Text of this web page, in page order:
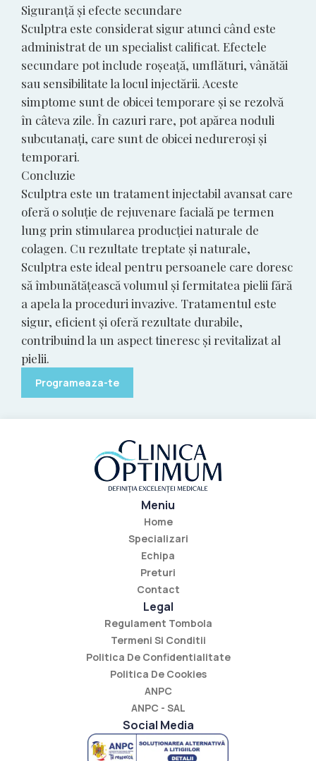
Siguranță și efecte secundare
Sculptra este considerat sigur atunci când este
administrat de un specialist calificat. Efectele
secundare pot include roșeață, umflături, vânătăi
sau sensibilitate la locul injectării. Aceste
simptome sunt de obicei temporare și se rezolvă
în câteva zile. În cazuri rare, pot apărea noduli
subcutanați, care sunt de obicei nedureroși și
temporari.
Concluzie
Sculptra este un tratament injectabil avansat care
oferă o soluție de rejuvenare facială pe termen
lung prin stimularea producției naturale de
colagen. Cu rezultate treptate și naturale,
Sculptra este ideal pentru persoanele care doresc
să îmbunătățească volumul și fermitatea pielii fără
a apela la proceduri invazive. Tratamentul este
sigur, eficient și oferă rezultate durabile,
contribuind la un aspect tineresc și revitalizat al
pielii.
Programeaza-te
Meniu
Home
Specializari
Echipa
Preturi
Contact
Legal
Regulament Tombola
Termeni Si Conditii
Politica De Confidentialitate
Politica De Cookies
ANPC
ANPC - SAL
Social Media